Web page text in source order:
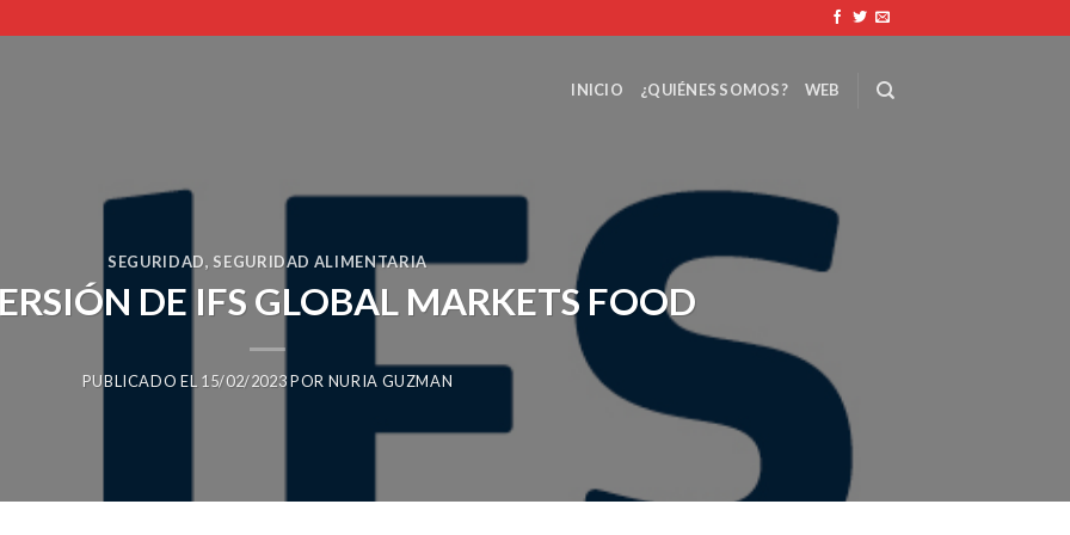
INICIO ¿QUIÉNES SOMOS? WEB
SEGURIDAD, SEGURIDAD ALIMENTARIA
DE IFS GLOBAL MARKETS FOOD
PUBLICADO EL 15/02/2023POR NURIA GUZMAN